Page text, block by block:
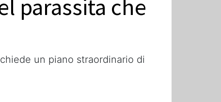
parassita che
un piano straordinario di